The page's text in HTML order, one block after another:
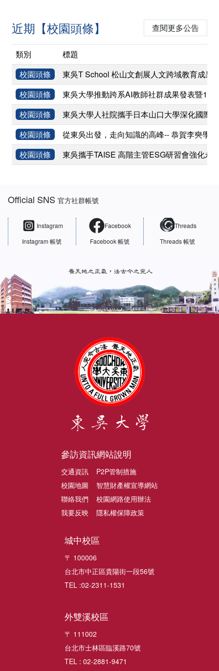
近期【校園頭條】 查閱更多公告
類別
標題
校園頭條
東吳T School 松山文創展人文跨域教育成果
校園頭條
東吳大學推動跨系AI教師社群成果發表暨
校園頭條
東吳大學人社院攜手日本山口大學深化國際
校園頭條
從東吳出發，走向知識的高峰-- 恭賀李奭學
校園頭條
東吳攜手TAISE 高階主管ESG研習會強化永
Official SNS官方社群帳號
Instagram
Instagram 帳號
Facebook
Facebook 帳號
Threads
Threads 帳號
參訪資訊
交通資訊
校園地圖
聯絡我們
我要反映
網站說明
P2P管制措施
智慧財產權宣導網站
校園網路使用辦法
隱私權保障政策
城中校區
〒 100006
台北市中正區貴陽街一段56號
TEL :02-2311-1531
外雙溪校區
〒 111002
台北市士林區臨溪路70號
TEL : 02-2881-9471